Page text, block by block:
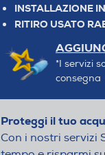
INSTALLAZIONE
RITIRO USATO
*I servizi
consegna
Proteggi il tuo
Con i nostri servizi